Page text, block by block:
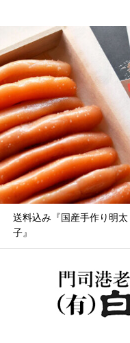
『卯の花』の”ろ”【完売】